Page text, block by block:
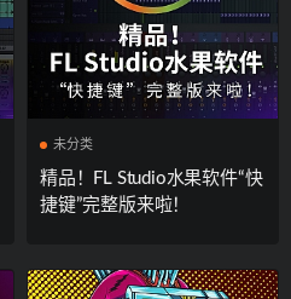
未分类
精品！FL Studio水果软件“快
捷键”完整版来啦！